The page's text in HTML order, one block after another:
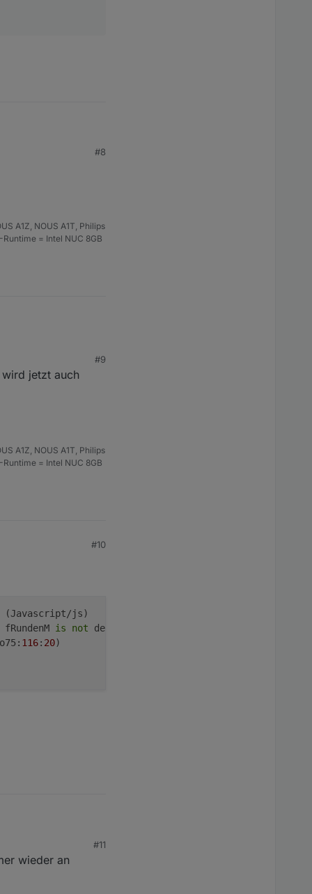
#8
A1Z, NOUS A1T, Philips
= Intel NUC 8GB
#9
jetzt auch
A1Z, NOUS A1T, Philips
= Intel NUC 8GB
#10
fRundenM
is not defined
116: 20)
Ro75 (Javascript/js)
fRundenM is not defined
#11
wieder an